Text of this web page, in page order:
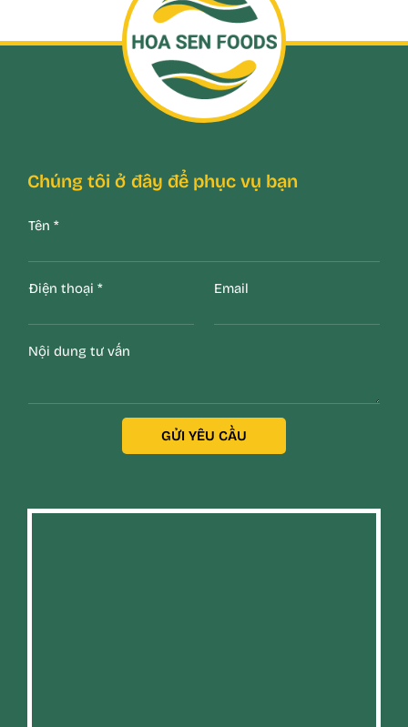
Chúng tôi ở đây để phục vụ bạn
Tên *
Điện thoại * Email
Nội dung tư vấn
GỬI YÊU CẦU